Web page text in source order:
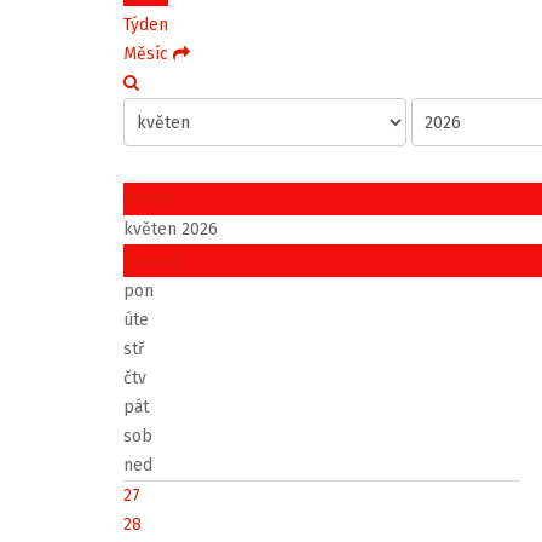
Týden
Měsíc
duben
květen 2026
červen
pon
úte
stř
čtv
pát
sob
ned
27
28